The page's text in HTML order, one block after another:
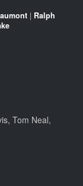
| Ralph
Tom Neal,